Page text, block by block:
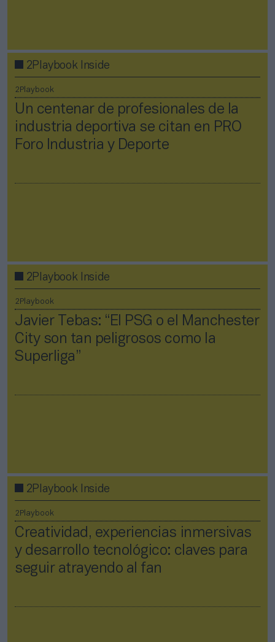
2Playbook Inside
2Playbook
Un centenar de profesionales de la
industria deportiva se citan en PRO
Foro Industria y Deporte
2Playbook Inside
2Playbook
Javier Tebas: “El PSG o el Manchester
City son tan peligrosos como la
Superliga”
2Playbook Inside
2Playbook
Creatividad, experiencias inmersivas
y desarrollo tecnológico: claves para
seguir atrayendo al fan